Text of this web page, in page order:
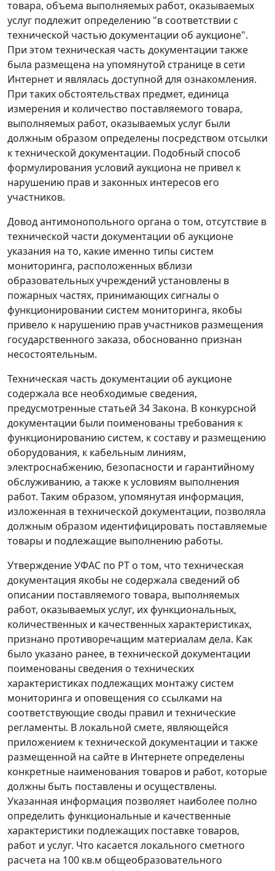
товара, объема выполняемых работ, оказываемых
услуг подлежит определению "в соответствии с
технической частью документации об аукционе".
При этом техническая часть документации также
была размещена на упомянутой странице в сети
Интернет и являлась доступной для ознакомления.
При таких обстоятельствах предмет, единица
измерения и количество поставляемого товара,
выполняемых работ, оказываемых услуг были
должным образом определены посредством отсылки
к технической документации. Подобный способ
формулирования условий аукциона не привел к
нарушению прав и законных интересов его
участников.
Довод антимонопольного органа о том, отсутствие в
технической части документации об аукционе
указания на то, какие именно типы систем
мониторинга, расположенных вблизи
образовательных учреждений установлены в
пожарных частях, принимающих сигналы о
функционировании систем мониторинга, якобы
привело к нарушению прав участников размещения
государственного заказа, обоснованно признан
несостоятельным.
Техническая часть документации об аукционе
содержала все необходимые сведения,
предусмотренные статьей 34Закона. В конкурсной
документации были поименованы требования к
функционированию систем, к составу и размещению
оборудования, к кабельным линиям,
электроснабжению, безопасности и гарантийному
обслуживанию, а также к условиям выполнения
работ. Таким образом, упомянутая информация,
изложенная в технической документации, позволяла
должным образом идентифицировать поставляемые
товары и подлежащие выполнению работы.
Утверждение УФАС по РТ о том, что техническая
документация якобы не содержала сведений об
описании поставляемого товара, выполняемых
работ, оказываемых услуг, их функциональных,
количественных и качественных характеристиках,
признано противоречащим материалам дела. Как
было указано ранее, в технической документации
поименованы сведения о технических
характеристиках подлежащих монтажу систем
мониторинга и оповещения со ссылками на
соответствующие своды правил и технические
регламенты. В локальной смете, являющейся
приложением к технической документации и также
размещенной на сайте в Интернете определены
конкретные наименования товаров и работ, которые
должны быть поставлены и осуществлены.
Указанная информация позволяет наиболее полно
определить функциональные и качественные
характеристики подлежащих поставке товаров,
работ и услуг. Что касается локального сметного
расчета на 100 кв.м общеобразовательного